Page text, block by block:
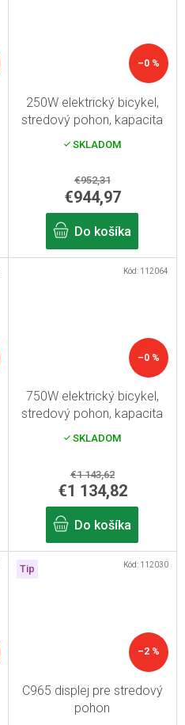
–0 %
250W elektrický bicykel,
stredový pohon, kapacita
SKLADOM
€952,31
€944,97
Do košíka
–0 %
750W elektrický bicykel,
stredový pohon, kapacita
rámovej batérie 13 Ah,
SKLADOM
€1 143,62
€1 134,82
Do košíka
Kód: 112064
Tip
–2 %
C965 displej pre stredový
pohon
Kód: 112030